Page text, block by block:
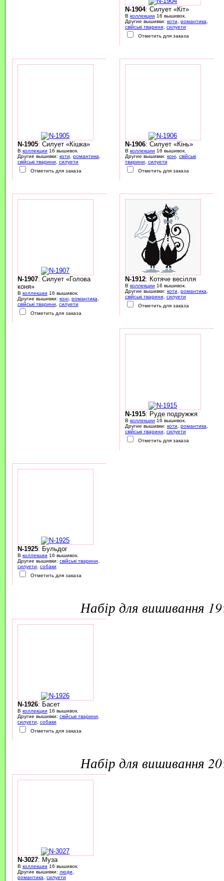
N-1904: Силует «Кіт»
В коллекции 16 вышивок.
Другие вышивки: коти романтика
свійські тварини
силуети
Отметить для заказа
N-1905: Силует «Кішка»
В коллекции 16 вышивок.
Другие вышивки: коти романтика
свійські тварини
силуети
Отметить для заказа
N-1906: Силует «Кінь»
В коллекции 16 вышивок.
Другие вышивки: коні, свійські
тварини
силуети
Отметить для заказа
N-1907: Силует «Голова
коня»
В коллекции 16 вышивок.
Другие вышивки: коні, романтика
свійські тварини
силуети
Отметить для заказа
N-1912: Котяче весілля
В коллекции 16 вышивок.
Другие вышивки: коти романтика
свійські тварини
силуети
Отметить для заказа
N-1915: Руде подружжя
В коллекции 16 вышивок.
Другие вышивки: коти романтика
свійські тварини
силуети
Отметить для заказа
N-1925: Бульдог
В коллекции 16 вышивок.
Другие вышивки: свійські тварини
силуети
собаки
Отметить для заказа
набір для вишивання
N-1926: Басет
В коллекции 16 вышивок.
Другие вышивки: свійські тварини
силуети
собаки
Отметить для заказа
набір для вишивання
N-3027: Муза
В коллекции 16 вышивок.
Другие вышивки: люди
романтика
силуети